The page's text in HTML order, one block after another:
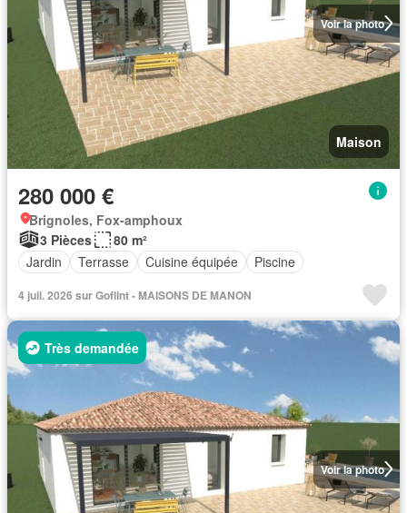
Voir la photo
Maison
280 000 €
Brignoles, Fox-amphoux
3 Pièces
80 m²
Jardin
Terrasse Cuisine équipée Piscine
4 juil. 2026 sur Goflint - MAISONS DE MANON
Voir la photo
Très demandée